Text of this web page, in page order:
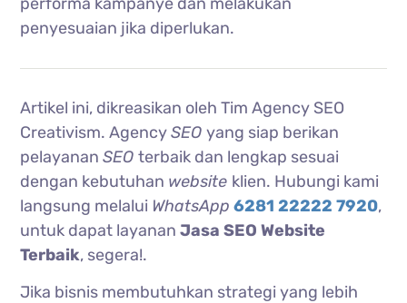
penyesuaian jika diperlukan.
Artikel ini, dikreasikan oleh Tim Agency SEO
Creativism. AgencySEOyang siap berikan
pelayananSEOterbaik dan lengkap sesuai
dengan kebutuhan website klien. Hubungi kami
langsung melalui WhatsApp 6281 22222 7920,
untuk dapat layananJasa SEO Website
Terbaik, segera!.
Jika bisnis membutuhkan strategi yang lebih